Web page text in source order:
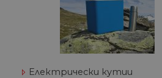
Електрически кутии